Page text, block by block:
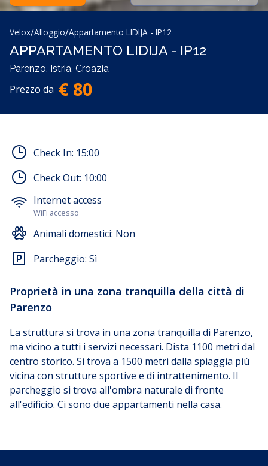
Velox/Alloggio/Appartamento LIDIJA - IP12
APPARTAMENTO LIDIJA - IP12
Parenzo, Istria, Croazia
Prezzo da € 80
Check In: 15:00
Check Out: 10:00
Internet access
WiFi accesso
Animali domestici: Non
Parcheggio: Sì
Proprietà in una zona tranquilla della città di
Parenzo
La struttura si trova in una zona tranquilla di Parenzo,
ma vicino a tutti i servizi necessari. Dista 1100 metri dal
centro storico. Si trova a 1500 metri dalla spiaggia più
vicina con strutture sportive e di intrattenimento. Il
parcheggio si trova all'ombra naturale di fronte
all'edificio. Ci sono due appartamenti nella casa.